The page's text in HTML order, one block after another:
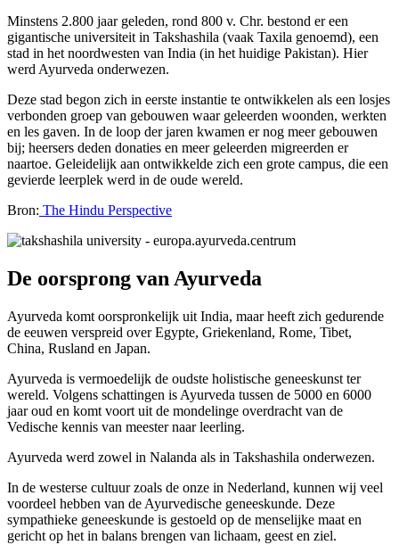
Minstens 2.800 jaar geleden, rond 800 v. Chr. bestond er een
gigantische universiteit in Takshashila (vaak Taxila genoemd), een
stad in het noordwesten van India (in het huidige Pakistan). Hier
werd Ayurveda onderwezen.
Deze stad begon zich in eerste instantie te ontwikkelen als een losjes
verbonden groep van gebouwen waar geleerden woonden, werkten
en les gaven. In de loop der jaren kwamen er nog meer gebouwen
bij; heersers deden donaties en meer geleerden migreerden er
naartoe. Geleidelijk aan ontwikkelde zich een grote campus, die een
gevierde leerplek werd in de oude wereld.
Bron: The Hindu Perspective
De oorsprong van Ayurveda
Ayurveda komt oorspronkelijk uit India, maar heeft zich gedurende
de eeuwen verspreid over Egypte, Griekenland, Rome, Tibet,
China, Rusland en Japan.
Ayurveda is vermoedelijk de oudste holistische geneeskunst ter
wereld. Volgens schattingen is Ayurveda tussen de 5000 en 6000
jaar oud en komt voort uit de mondelinge overdracht van de
Vedische kennis van meester naar leerling.
Ayurveda werd zowel in Nalanda als in Takshashila onderwezen.
In de westerse cultuur zoals de onze in Nederland, kunnen wij veel
voordeel hebben van de Ayurvedische geneeskunde. Deze
sympathieke geneeskunde is gestoeld op de menselijke maat en
gericht op het in balans brengen van lichaam, geest en ziel.